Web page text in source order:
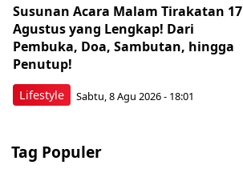
Lifestyle
Susunan Acara Malam Tirakatan 17
Agustus yang Lengkap! Dari
Pembuka, Doa, Sambutan, hingga
Penutup!
Sabtu, 8 Agu 2026 - 18:01
Tag Populer